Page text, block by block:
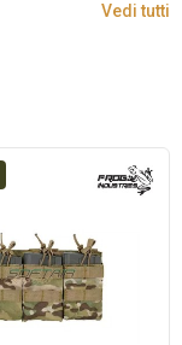
Vedi tutti